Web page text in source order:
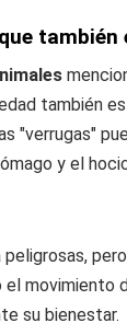
también
también
"verrugas"
y el
peligrosas,
el movimiento
su bienestar.